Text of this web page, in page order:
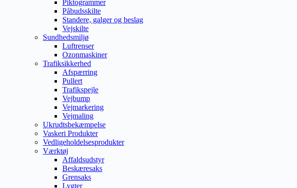
Piktogrammer
Påbudsskilte
Standere, galger og beslag
Vejskilte
Sundhedsmiljø
Luftrenser
Ozonmaskiner
Trafiksikkerhed
Afspærring
Pullert
Trafikspejle
Vejbump
Vejmarkering
Vejmaling
Ukrudtsbekæmpelse
Vaskeri Produkter
Vedligeholdelsesprodukter
Værktøj
Affaldsudstyr
Beskæresaks
Grensaks
Lygter